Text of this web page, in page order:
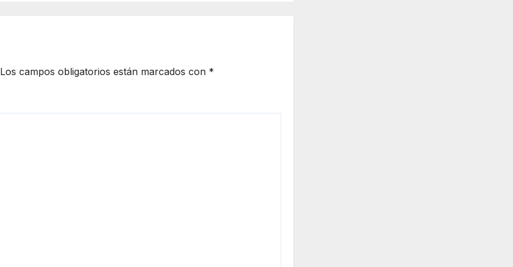
Los campos obligatorios están marcados con *